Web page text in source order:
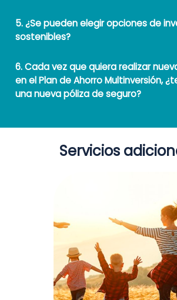
5. ¿Se pueden elegir opciones de
sostenibles?
6. Cada vez que quiera realizar
en el Plan de Ahorro Multinversión,
una nueva póliza de seguro?
Servicios